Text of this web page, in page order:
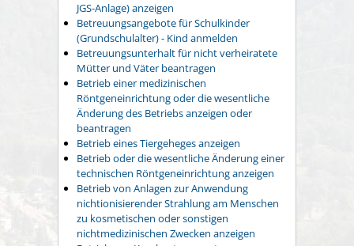
JGS-Anlage) anzeigen
Betreuungsangebote für Schulkinder
(Grundschulalter) - Kind anmelden
Betreuungsunterhalt für nicht verheiratete
Mütter und Väter beantragen
Betrieb einer medizinischen
Röntgeneinrichtung oder die wesentliche
Änderung des Betriebs anzeigen oder
beantragen
Betrieb eines Tiergeheges anzeigen
Betrieb oder die wesentliche Änderung einer
technischen Röntgeneinrichtung anzeigen
Betrieb von Anlagen zur Anwendung
nichtionisierender Strahlung am Menschen
zu kosmetischen oder sonstigen
nichtmedizinischen Zwecken anzeigen